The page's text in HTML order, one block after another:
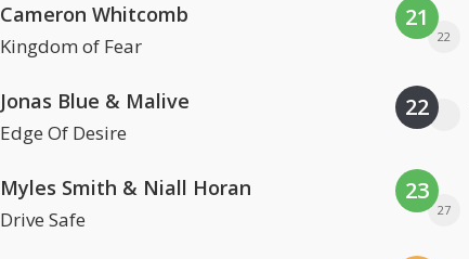
Cameron Whitcomb
Kingdom of Fear
Jonas Blue & Malive
Edge Of Desire
Myles Smith & Niall Horan
Drive Safe
21
22
22
23
27